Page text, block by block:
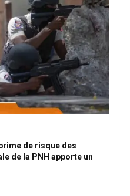
de risque des
de la PNH apporte un